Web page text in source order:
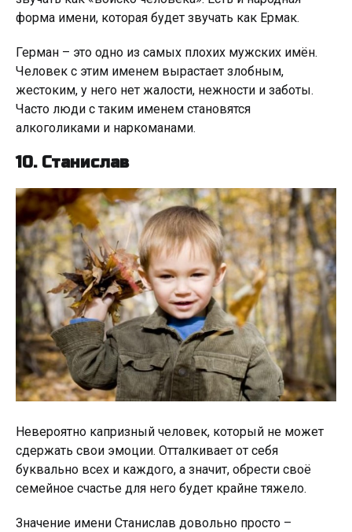
форма имени, которая будет звучать как Ермак.
Герман – это одно из самых плохих мужских имён.
Человек с этим именем вырастает злобным,
жестоким, у него нет жалости, нежности и заботы.
Часто люди с таким именем становятся
алкоголиками и наркоманами.
10. Станислав
Невероятно капризный человек, который не может
сдержать свои эмоции. Отталкивает от себя
буквально всех и каждого, а значит, обрести своё
семейное счастье для него будет крайне тяжело.
Значение имени Станислав довольно просто –